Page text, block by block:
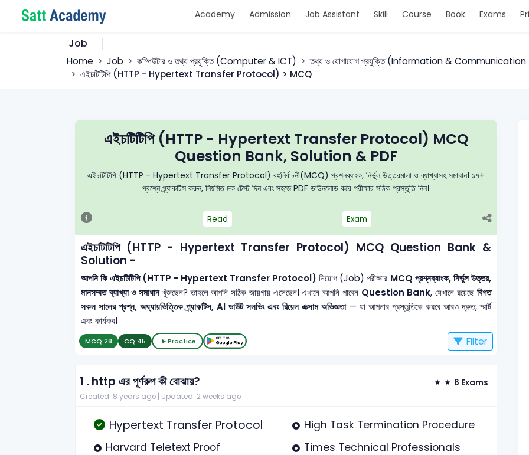
Academy Admission Job Assistant Skill Course Book Exams
Job
Home Job কম্পিউটার ও তথ্য প্রযুক্তি (Computer & ICT)
তথ্য ও যোগাযোগ প্রযুক্তি (Information &
এইচটিটিপি (HTTP - Hypertext Transfer Protocol) > MCQ
এইচটিটিপি (HTTP - Hypertext Transfer Protocol) MCQ
Question Bank, Solution & PDF
এইচটিটিপি (HTTP - Hypertext Transfer Protocol) বহুনির্বাচনী(MCQ) প্রশ্নব্যাংক, নির্ভুল উত্তরমালা ও ব্যাখ্যাসহ সমাধান। ১৭+
প্রশ্নে প্র্যাকটিস করুন, নিয়মিত মক টেস্ট দিন এবং সহজে PDF ডাউনলোড করে পরীক্ষার সঠিক প্রস্তুতি নিন।
Read Exam
এইচটিটিপি (HTTP - Hypertext Transfer Protocol) MCQ Question Bank &
Solution -
আপনি কি এইচটিটিপি (HTTP - Hypertext Transfer Protocol) নিয়োগ (Job) পরীক্ষার MCQ প্রশ্নব্যাংক, নির্ভুল উত্তর,
মানসম্মত ব্যাখ্যা ও সমাধানখুঁজছেন? তাহলে আপনি সঠিক জায়গায় এসেছেন। এখানে আপনি পাবেন Question Bank, যেখানে রয়েছে বিগত
সকল সালের প্রশ্ন, অধ্যায়ভিত্তিক প্র্যাকটিস, AI ডাউট সলভিং এবং রিয়েল এক্সাম অভিজ্ঞতা— যা আপনার প্রস্তুতিকে করবে আরও দ্রুত, স্মার্ট
এবং কার্যকর।
MCQ:28 CQ:45 Practice Filter
1 .http এর পূর্ণরুপ কী বোঝায়? 6 Exams
Created: 8 years ago | Updated: 2 weeks ago
Hypertext Transfer Protocol
High Task Termination Procedure
Harvard Teletext Proof
Times Technical Professionals